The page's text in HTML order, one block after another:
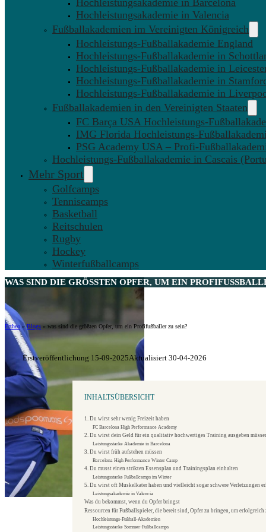
Hochleistungsakademie in Valencia
Fußballakademien im Vereinigten Königreich
Hochleistungs-Fußballakademie England
Hochleistungs-Fußballakademie in
Hochleistungs-Fußballakademie in
Hochleistungs-Fußballakademie in
Hochleistungs-Fußballakademie in
Fußballakademien in den Vereinigten Staaten
FC Barça USA Hochleistungs-
IMG Florida Hochleistungs-
PSG Academy USA – Profi-
Hochleistungs-Fußballakademie in Cascais
Mehr Sport
Golfcamps
Tenniscamps
Basketball
Reitschulen
Rugby
Hockey
Winterfußballcamps
WAS SIND DIE GRÖSSTEN OPFER, UM EIN
Ertheo»Blogs » was sind die größten Opfer, um ein Profifußballer zu sein?
Erstveröffentlichung 15-09-2025Aktualisiert 30-04-2026
INHALTSÜBERSICHT
1. Du wirst sehr wenig Freizeit haben
FC Barcelona High Performance Academy
2. Du wirst dein Geld für ein qualitativ hochwertiges Training ausgeben
Leistungsstarke Akademie in Barcelona
3. Du wirst früh aufstehen müssen
Barcelona High Performance Winter Camp
4. Du musst einen strikten Essensplan und Trainingsplan einhalten
Leistungsstarke Fußballcamps im Winter
5. Du wirst oft Muskelkater haben und vielleicht sogar schwere Verletzungen
Leistungsakademie in Valencia
Was du bekommst, wenn du Opfer bringst
Ressourcen für Fußballspieler, die bereit sind, Opfer zu bringen, um erfolgreich
Hochleistungs-Fußball-Akademien
Leistungsstarke Sommer-Fußballcamps